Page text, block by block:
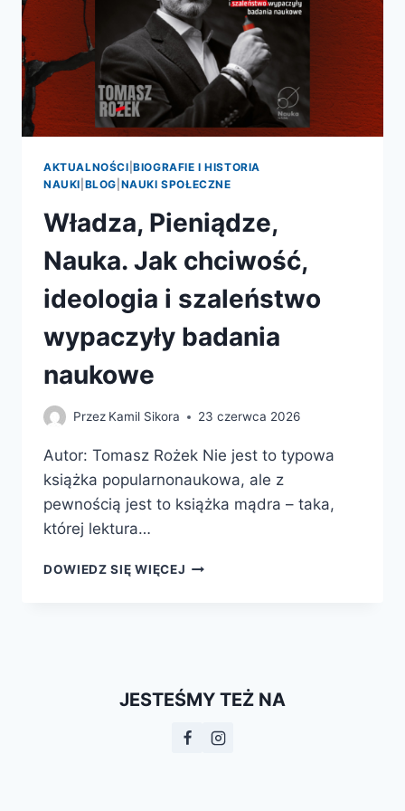
AKTUALNOŚCI |BIOGRAFIE I HISTORIA
NAUKI BLOG NAUKI SPOŁECZNE
Władza, Pieniądze,
Nauka. Jak chciwość,
ideologia i szaleństwo
wypaczyły badania
naukowe
Przez Kamil Sikora 23 czerwca 2026
Autor: Tomasz Rożek Nie jest to typowa
książka popularnonaukowa, ale z
pewnością jest to książka mądra – taka,
której lektura…
DOWIEDZ SIĘ WIĘCEJ WŁADZA,
SZALEŃSTWO
BADANIA
JESTEŚMY TEŻ NA